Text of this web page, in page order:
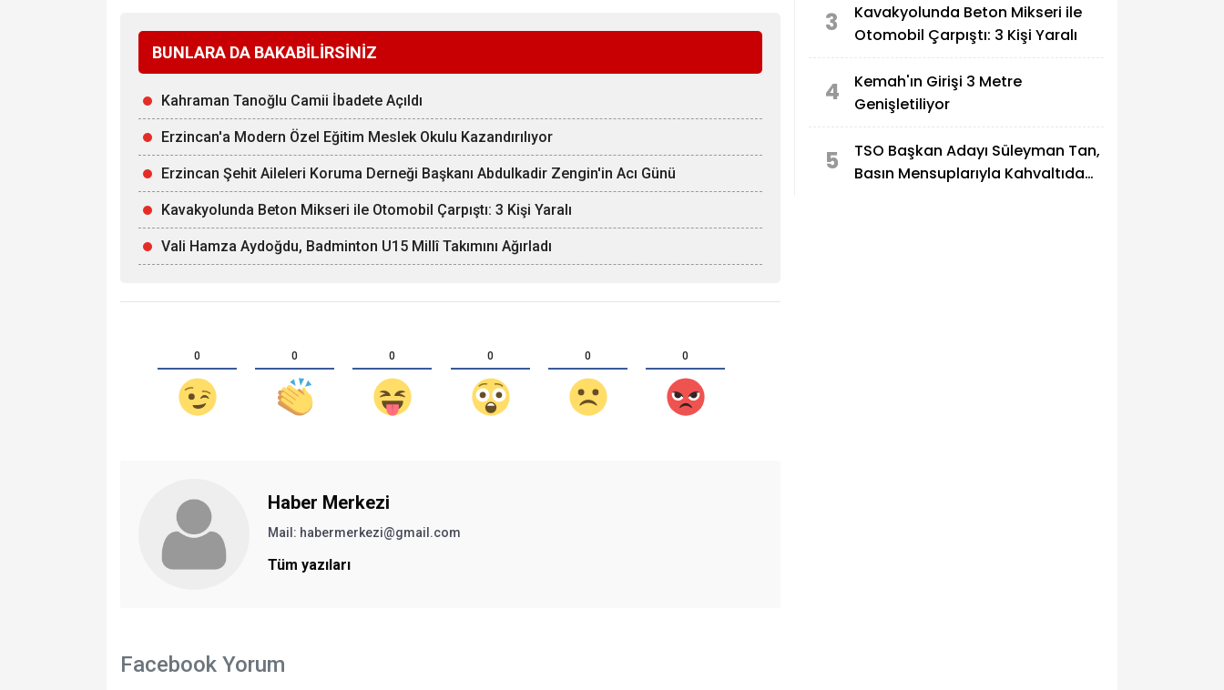
BUNLARA DA BAKABİLİRSİNİZ
Kahraman Tanoğlu Camii İbadete Açıldı
Erzincan'a Modern Özel Eğitim Meslek Okulu Kazandırılıyor
Erzincan Şehit Aileleri Koruma Derneği Başkanı Abdulkadir Zengin'in Acı Günü
Kavakyolunda Beton Mikseri ile Otomobil Çarpıştı: 3 Kişi Yaralı
Vali Hamza Aydoğdu, Badminton U15 Millî Takımını Ağırladı
0 0 0 0 0 0
Haber Merkezi
Mail: habermerkezi@gmail.com
Tüm yazıları
Facebook Yorum
3
Kavakyolunda Beton Mikseri ile
Otomobil Çarpıştı: 3 Kişi Yaralı
4
Kemah'ın Girişi 3 Metre
Genişletiliyor
5
TSO Başkan Adayı Süleyman Tan,
Basın Mensuplarıyla Kahvaltıda